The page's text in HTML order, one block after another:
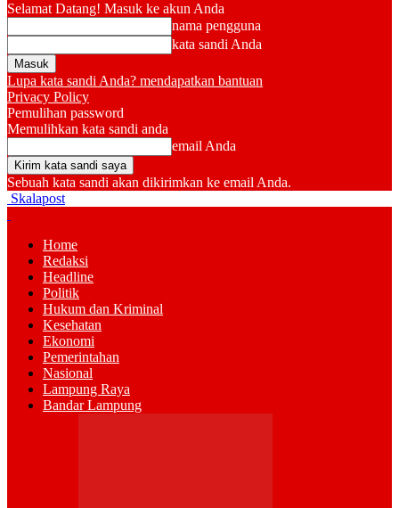
Selamat Datang! Masuk ke akun Anda
nama pengguna
kata sandi Anda
Lupa kata sandi Anda? mendapatkan bantuan
Privacy Policy
Pemulihan password
Memulihkan kata sandi anda
email Anda
Sebuah kata sandi akan dikirimkan ke email Anda.
Skalapost
Home
Redaksi
Headline
Politik
Hukum dan Kriminal
Kesehatan
Ekonomi
Pemerintahan
Nasional
Lampung Raya
Bandar Lampung